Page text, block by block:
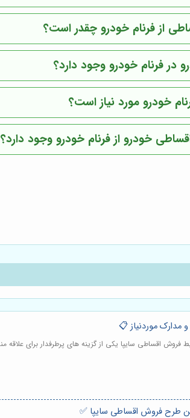
از فرنام خودرو چقدر است؟
در فرنام خودرو وجود دارد؟
خودرو مورد نیاز است؟
خودرو از فرنام خودرو وجود دارد؟
موردنیاز 📋
فروش اقساطی سایپا یکی از گزینه های پرطرفدار برای
طرح فروش اقساطی سایپا ✅